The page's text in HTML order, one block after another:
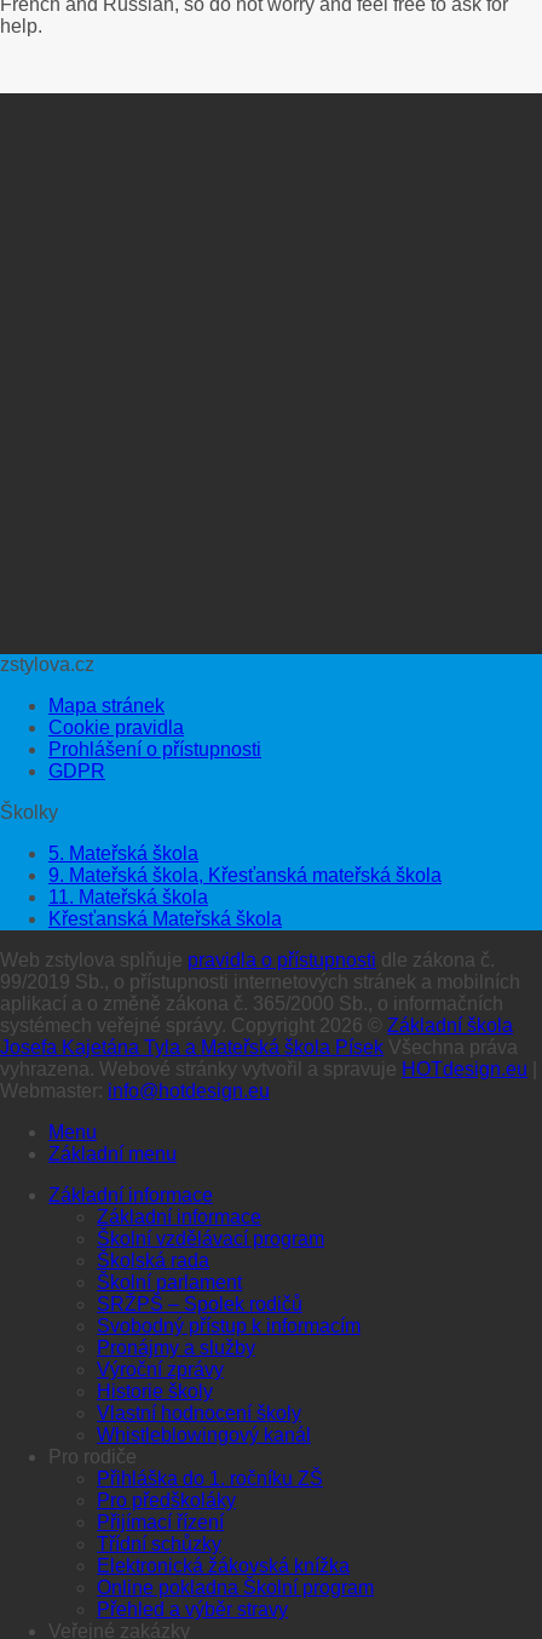
French and Russian, so do not worry and feel free to ask for
help.
zstylova.cz
Mapa stránek
Cookie pravidla
Prohlášení o přístupnosti
GDPR
Školky
5. Mateřská škola
9. Mateřská škola, Křesťanská mateřská škola
11. Mateřská škola
Křesťanská Mateřská škola
Web zstylova splňuje pravidla o přístupnosti dle zákona č.
99/2019 Sb., o přístupnosti internetových stránek a mobilních
aplikací a o změně zákona č. 365/2000 Sb., o informačních
systémech veřejné správy. Copyright 2026 © Základní škola
Josefa Kajetána Tyla a Mateřská škola Písek Všechna práva
vyhrazena. Webové stránky vytvořil a spravuje HOTdesign.eu
Webmaster: info@hotdesign.eu
Menu
Základní menu
Základní informace
Základní informace
Školní vzdělávací program
Školská rada
Školní parlament
SRŽPŠ – Spolek rodičů
Svobodný přístup k informacím
Pronájmy a služby
Výroční zprávy
Historie školy
Vlastní hodnocení školy
Whistleblowingový kanál
Pro rodiče
Přihláška do 1. ročníku ZŠ
Pro předškoláky
Přijímací řízení
Třídní schůzky
Elektronická žákovská knížka
Online pokladna Školní program
Přehled a výběr stravy
Veřejné zakázky